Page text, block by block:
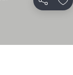
分享 加